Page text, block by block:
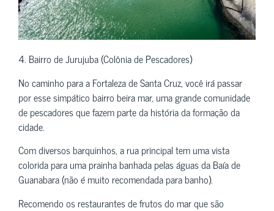
4. Bairro de Jurujuba (Colônia de Pescadores)
No caminho para a Fortaleza de Santa Cruz, você irá passar
por esse simpático bairro beira mar, uma grande comunidade
de pescadores que fazem parte da história da formação da
cidade.
Com diversos barquinhos, a rua principal tem uma vista
colorida para uma prainha banhada pelas águas da Baía de
Guanabara (não é muito recomendada para banho).
Recomendo os restaurantes de frutos do mar que são